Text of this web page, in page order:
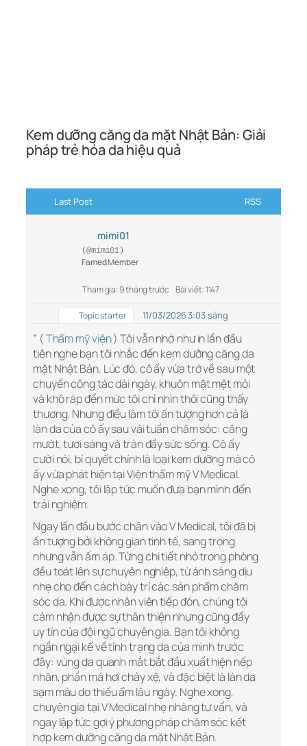
Kem dưỡng căng da mặt Nhật Bản: Giải
pháp trẻ hóa da hiệu quả
Last Post RSS
mimi01
(@mimi01)
Famed Member
Tham gia: 9 tháng trước Bài viết: 1147
Topic starter 11/03/2026 3:03 sáng
” (Thẩm mỹ viện) Tôi vẫn nhớ như in lần đầu
tiên nghe bạn tôi nhắc đến kem dưỡng căng da
mặt Nhật Bản. Lúc đó, cô ấy vừa trở về sau một
chuyến công tác dài ngày, khuôn mặt mệt mỏi
và khô ráp đến mức tôi chỉ nhìn thôi cũng thấy
thương. Nhưng điều làm tôi ấn tượng hơn cả là
làn da của cô ấy sau vài tuần chăm sóc: căng
mướt, tươi sáng và tràn đầy sức sống. Cô ấy
cười nói, bí quyết chính là loại kem dưỡng mà cô
ấy vừa phát hiện tại Viện thẩm mỹ V Medical.
Nghe xong, tôi lập tức muốn đưa bạn mình đến
trải nghiệm.
Ngay lần đầu bước chân vào V Medical, tôi đã bị
ấn tượng bởi không gian tinh tế, sang trọng
nhưng vẫn ấm áp. Từng chi tiết nhỏ trong phòng
đều toát lên sự chuyên nghiệp, từ ánh sáng dịu
nhẹ cho đến cách bày trí các sản phẩm chăm
sóc da. Khi được nhân viên tiếp đón, chúng tôi
cảm nhận được sự thân thiện nhưng cũng đầy
uy tín của đội ngũ chuyên gia. Bạn tôi không
ngần ngại kể về tình trạng da của mình trước
đây: vùng da quanh mắt bắt đầu xuất hiện nếp
nhăn, phần má hơi chảy xệ, và đặc biệt là làn da
sạm màu do thiếu ẩm lâu ngày. Nghe xong,
chuyên gia tại V Medical nhẹ nhàng tư vấn, và
ngay lập tức gợi ý phương pháp chăm sóc kết
hợp kem dưỡng căng da mặt Nhật Bản.